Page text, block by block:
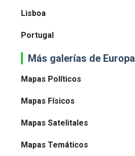
Lisboa
Portugal
Más galerías de Europa
Mapas Políticos
Mapas Físicos
Mapas Satelitales
Mapas Temáticos